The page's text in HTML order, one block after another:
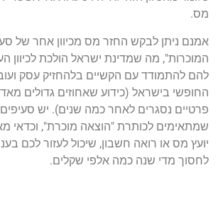
מס.
אמנם ניתן לבקש החזר מס מכיוון אחר של
המוכרות", מה שמדינת ישראל הולכת לכיוון
להם להתמודד עם הקשיים בלהחזיק עסק
החופשי בישראל (כידוע שאחוזים גדולים
פרטיים נסגרים לאחר כמה שנים). יש
שמתאימים לכותרת "הוצאה מוכרת", וכדאי
יועץ מס או רואה חשבון, שיכול לעזור לכם
לחסוך מדי שנה כמה אלפי שקלים.